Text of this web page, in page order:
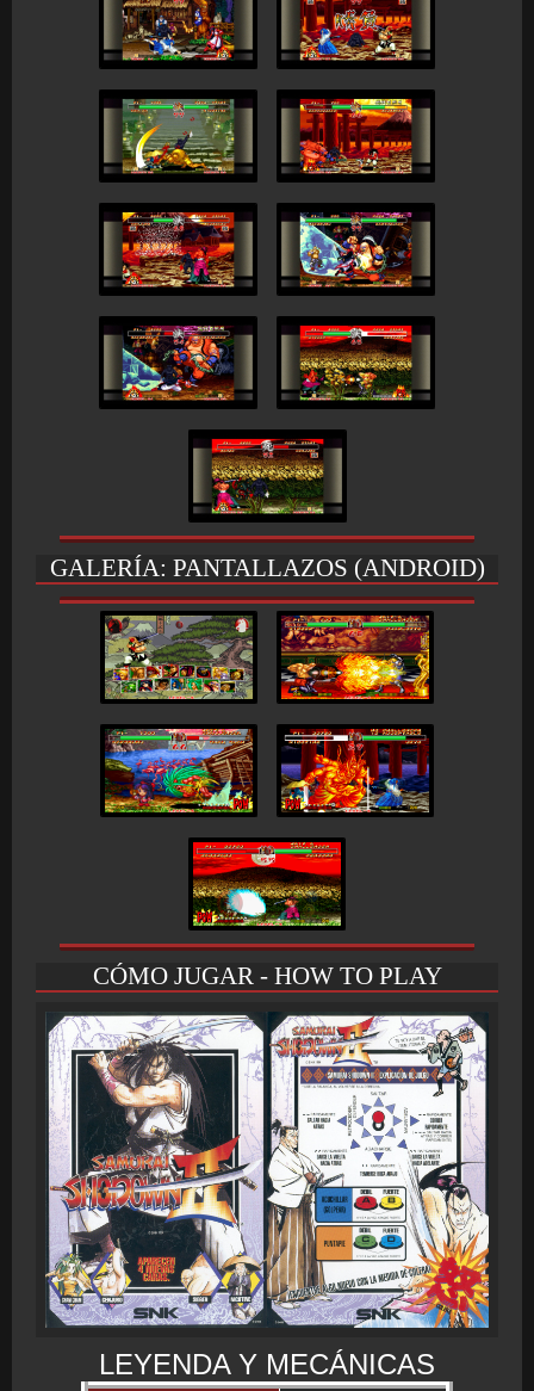
GALERÍA: PANTALLAZOS (ANDROID)
CÓMO JUGAR - HOW TO PLAY
LEYENDA Y MECÁNICAS